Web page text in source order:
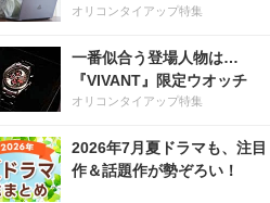
オリコンタイアップ特集
一番似合う登場人物は…
『VIVANT』限定ウオッチ
オリコンタイアップ特集
2026年7月夏ドラマも、注目
作＆話題作が勢ぞろい！